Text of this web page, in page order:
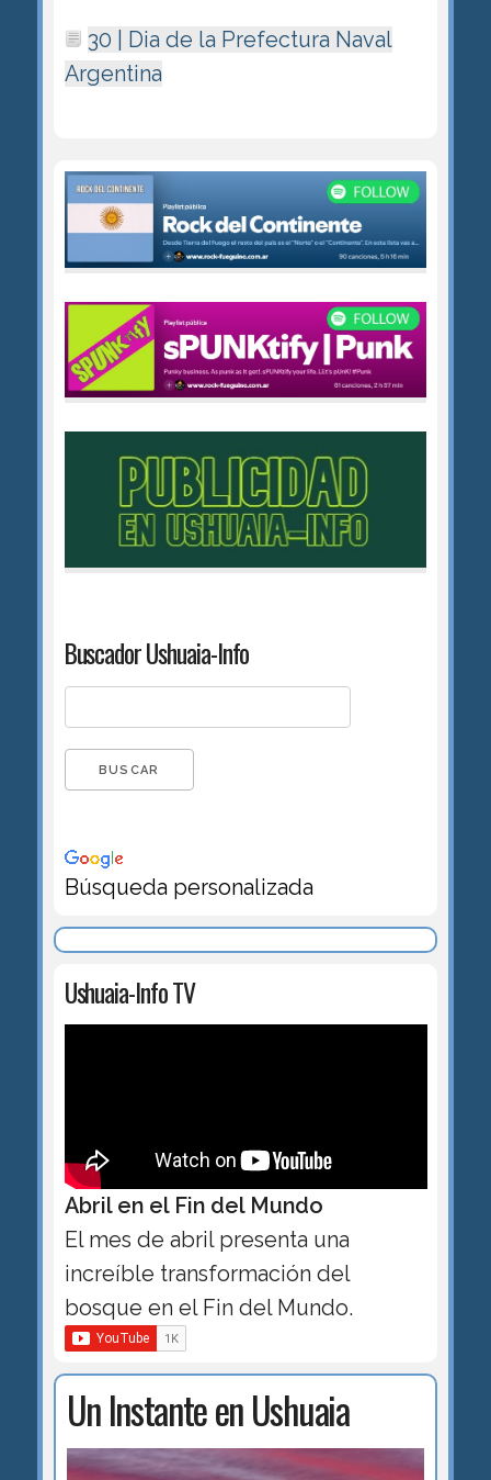
30 | Dia de la Prefectura Naval
Argentina
Buscador Ushuaia-Info
Búsqueda personalizada
Ushuaia-Info TV
Abril en el Fin del Mundo
El mes de abril presenta una
increíble transformación del
bosque en el Fin del Mundo.
Un Instante en Ushuaia